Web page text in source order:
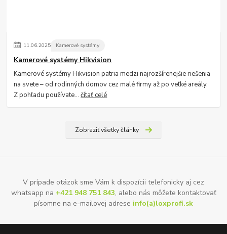
11.06.2025 Kamerové systémy
Kamerové systémy Hikvision
Kamerové systémy Hikvision patria medzi najrozšírenejšie riešenia
na svete – od rodinných domov cez malé firmy až po veľké areály.
Z pohľadu používate...čítať celé
Zobraziť všetky články
V prípade otázok sme Vám k dispozícii telefonicky aj cez
whatsapp na +421 948 751 843, alebo nás môžete kontaktovať
písomne na e-mailovej adrese info(a)loxprofi.sk